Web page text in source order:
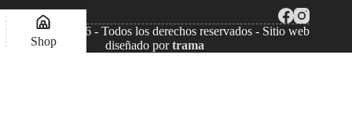
Copyright © 2026 - Todos los derechos reservados - Sitio web
diseñado portrama
Shop